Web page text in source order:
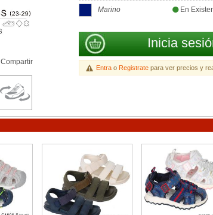
Compartir
Marino En
●
Inicia
Entra o Registrate para ver precios y